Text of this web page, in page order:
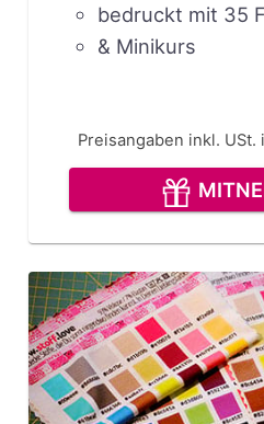
bedruckt mit 35
& Minikurs
Preisangaben inkl. USt.